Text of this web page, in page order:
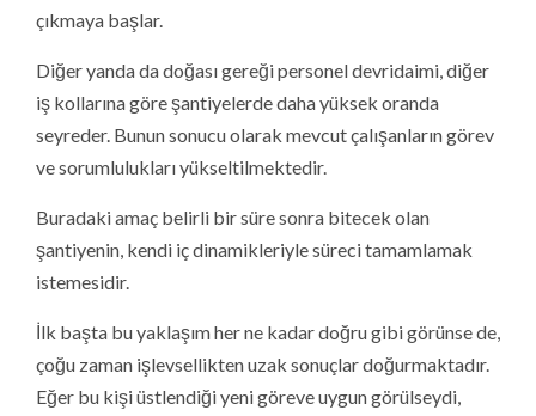
çıkmaya başlar.
Diğer yanda da doğası gereği personel devridaimi, diğer
iş kollarına göre şantiyelerde daha yüksek oranda
seyreder. Bunun sonucu olarak mevcut çalışanların görev
ve sorumlulukları yükseltilmektedir.
Buradaki amaç belirli bir süre sonra bitecek olan
şantiyenin, kendi iç dinamikleriyle süreci tamamlamak
istemesidir.
İlk başta bu yaklaşım her ne kadar doğru gibi görünse de,
çoğu zaman işlevsellikten uzak sonuçlar doğurmaktadır.
Eğer bu kişi üstlendiği yeni göreve uygun görülseydi,